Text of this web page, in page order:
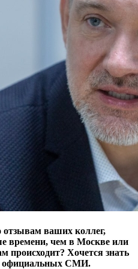
ваших коллег,
времени, чем в Москве или
происходит? Хочется знать
официальных СМИ.